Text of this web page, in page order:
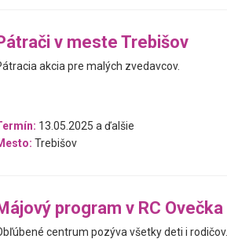
v meste Trebišov
akcia pre malých zvedavcov.
13.05.2025 a ďalšie
Trebišov
program v RC Ovečka
centrum pozýva všetky deti i rodičov.